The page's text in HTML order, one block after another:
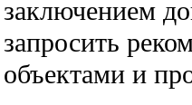
заключением
запросить
объектами и